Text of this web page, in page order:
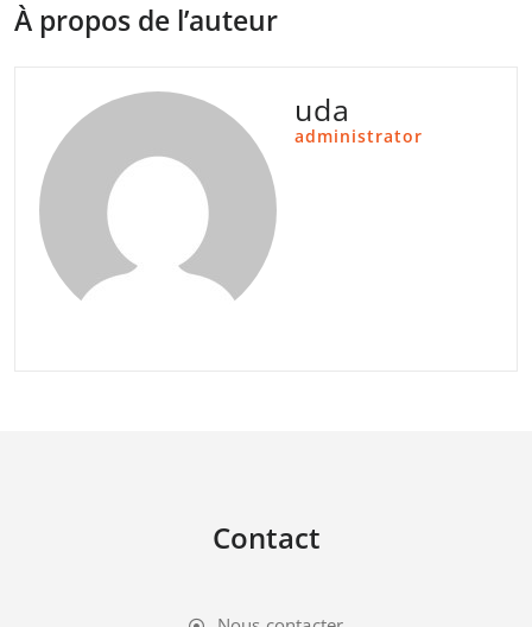
À propos de l’auteur
uda
administrator
Contact